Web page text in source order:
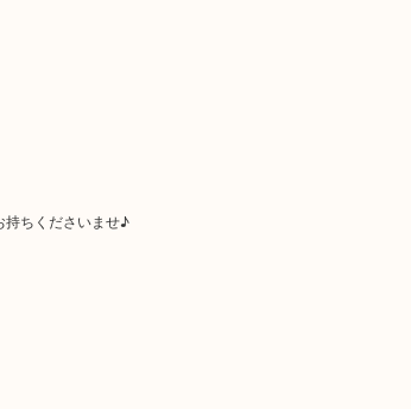
持ちくださいませ♪